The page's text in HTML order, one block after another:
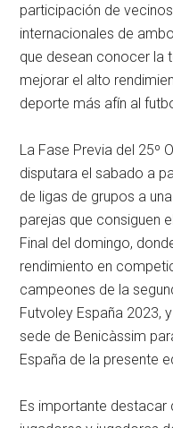
participación de
internacionales de
que desean conocer la
mejorar el alto
deporte más afín al
La Fase Previa del 25º
disputara el sabado a
de ligas de grupos a
parejas que consiguen
Final del domingo,
rendimiento en
campeones de la
Futvoley España 2023,
sede de Benicàssim
España de la presente
Es importante destacar